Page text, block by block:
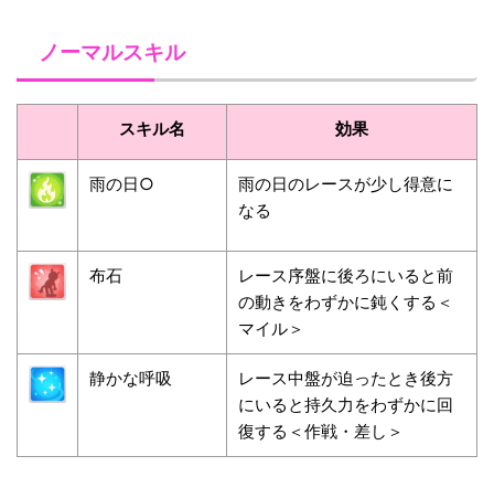
ノーマルスキル
スキル名 効果
雨の日○
雨の日のレースが少し得意に
なる
布石
レース序盤に後ろにいると前
の動きをわずかに鈍くする＜
マイル＞
静かな呼吸
レース中盤が迫ったとき後方
にいると持久力をわずかに回
復する＜作戦・差し＞